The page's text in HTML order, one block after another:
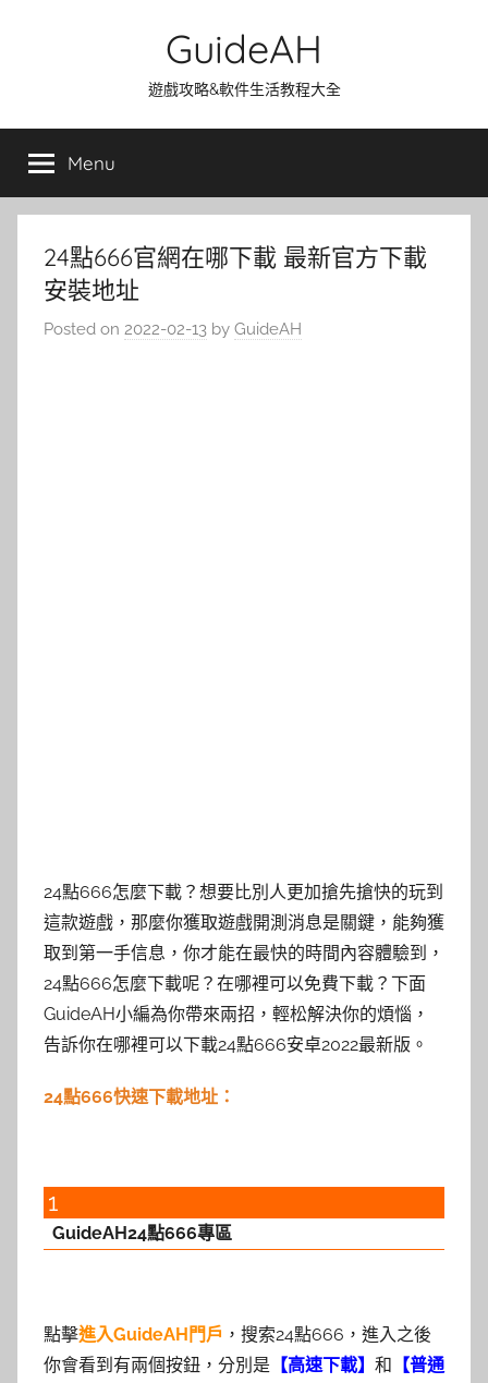
GuideAH
遊戲攻略&軟件生活教程大全
Menu
24點666官網在哪下載 最新官方下載
安裝地址
Posted on 2022-02-13 by GuideAH
24點666怎麼下載？想要比別人更加搶先搶快的玩到
這款遊戲，那麼你獲取遊戲開測消息是關鍵，能夠獲
取到第一手信息，你才能在最快的時間內容體驗到，
24點666怎麼下載呢？在哪裡可以免費下載？下面
GuideAH小編為你帶來兩招，輕松解決你的煩惱，
告訴你在哪裡可以下載24點666安卓2022最新版。
24點666快速下載地址：
1
GuideAH24點666專區
點擊進入GuideAH門戶 ，搜索24點666，進入之後
你會看到有兩個按鈕，分別是 【高速下載】 和 【普通